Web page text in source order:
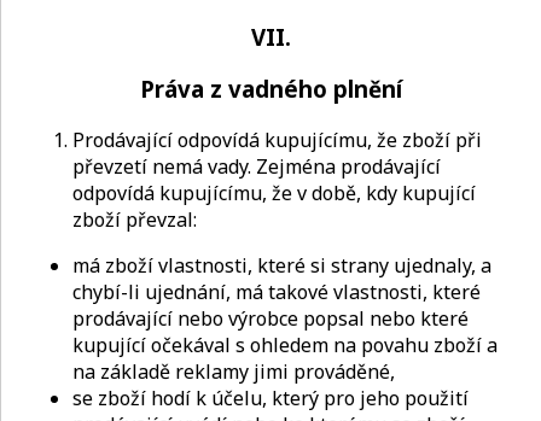
VII.
Práva z vadného plnění
Prodávající odpovídá kupujícímu, že zboží při
převzetí nemá vady. Zejména prodávající
odpovídá kupujícímu, že v době, kdy kupující
zboží převzal:
má zboží vlastnosti, které si strany ujednaly, a
chybí-li ujednání, má takové vlastnosti, které
prodávající nebo výrobce popsal nebo které
kupující očekával s ohledem na povahu zboží a
na základě reklamy jimi prováděné,
se zboží hodí k účelu, který pro jeho použití